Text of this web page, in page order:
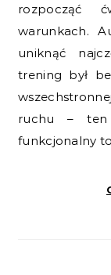
rozpocząć
warunkach.
uniknąć
trening był
ruchu – ten
funkcjonalny